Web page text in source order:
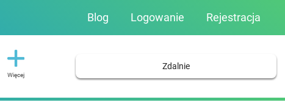
Blog Logowanie Rejestracja
Więcej
Zdalnie